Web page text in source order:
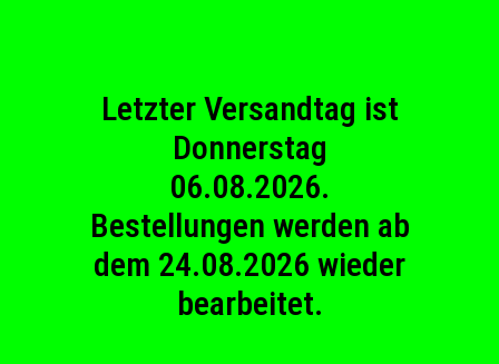
Letzter Versandtag ist
Donnerstag
06.08.2026.
Bestellungen werden ab
dem 24.08.2026 wieder
bearbeitet.